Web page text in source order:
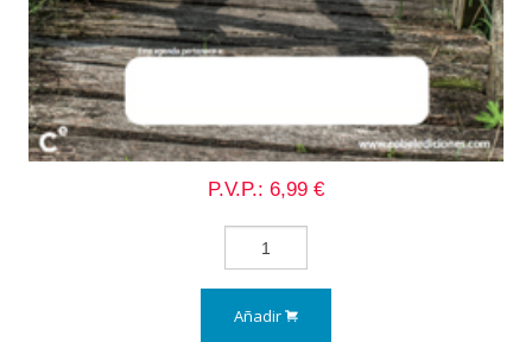
P.V.P.: 6,99 €
Añadir